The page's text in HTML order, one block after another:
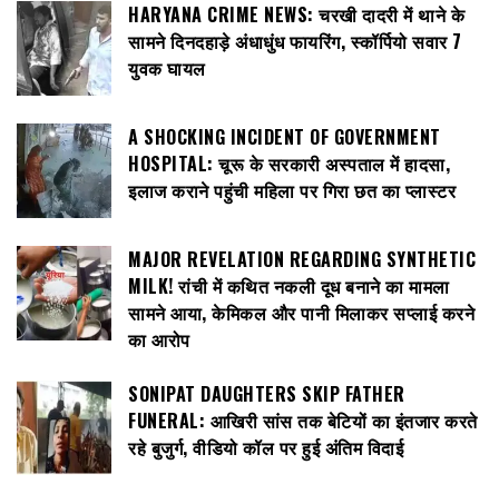
HARYANA CRIME NEWS: चरखी दादरी में थाने के
सामने दिनदहाड़े अंधाधुंध फायरिंग, स्कॉर्पियो सवार 7
युवक घायल
A SHOCKING INCIDENT OF GOVERNMENT
HOSPITAL: चूरू के सरकारी अस्पताल में हादसा,
इलाज कराने पहुंची महिला पर गिरा छत का प्लास्टर
MAJOR REVELATION REGARDING SYNTHETIC
MILK! रांची में कथित नकली दूध बनाने का मामला
सामने आया, केमिकल और पानी मिलाकर सप्लाई करने
का आरोप
SONIPAT DAUGHTERS SKIP FATHER
FUNERAL: आखिरी सांस तक बेटियों का इंतजार करते
रहे बुजुर्ग, वीडियो कॉल पर हुई अंतिम विदाई